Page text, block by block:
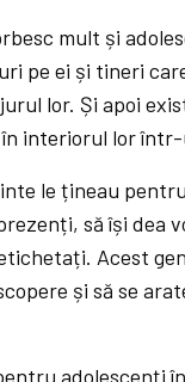
mult și
pe ei și tineri
lor. Și apoi
interiorul lor
le țineau
să își dea
Acest
și să se
adolescenți